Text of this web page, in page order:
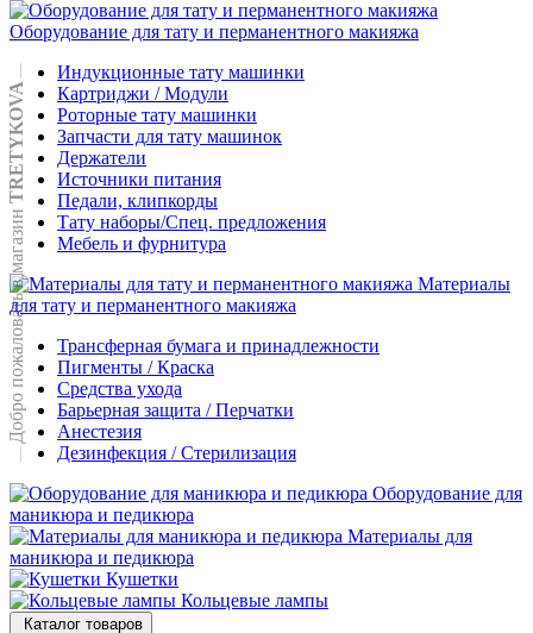
Добро пожаловать в магазин
TRETYKOVA
Оборудование для тату и перманентного макияжа
Индукционные тату машинки
Картриджи / Модули
Роторные тату машинки
Запчасти для тату машинок
Держатели
Источники питания
Педали, клипкорды
Тату наборы/Спец. предложения
Мебель и фурнитура
Материалы
для тату и перманентного макияжа
Трансферная бумага и принадлежности
Пигменты / Краска
Средства ухода
Барьерная защита / Перчатки
Анестезия
Дезинфекция / Стерилизация
Оборудование для
маникюра и педикюра
Материалы для
маникюра и педикюра
Кушетки
Кольцевые лампы
Каталог товаров